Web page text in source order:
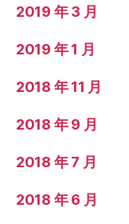
2019 年 3 月
2019 年 1 月
2018 年 11 月
2018 年 9 月
2018 年 7 月
2018 年 6 月